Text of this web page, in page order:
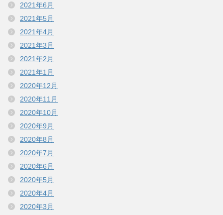
2021年6月
2021年5月
2021年4月
2021年3月
2021年2月
2021年1月
2020年12月
2020年11月
2020年10月
2020年9月
2020年8月
2020年7月
2020年6月
2020年5月
2020年4月
2020年3月